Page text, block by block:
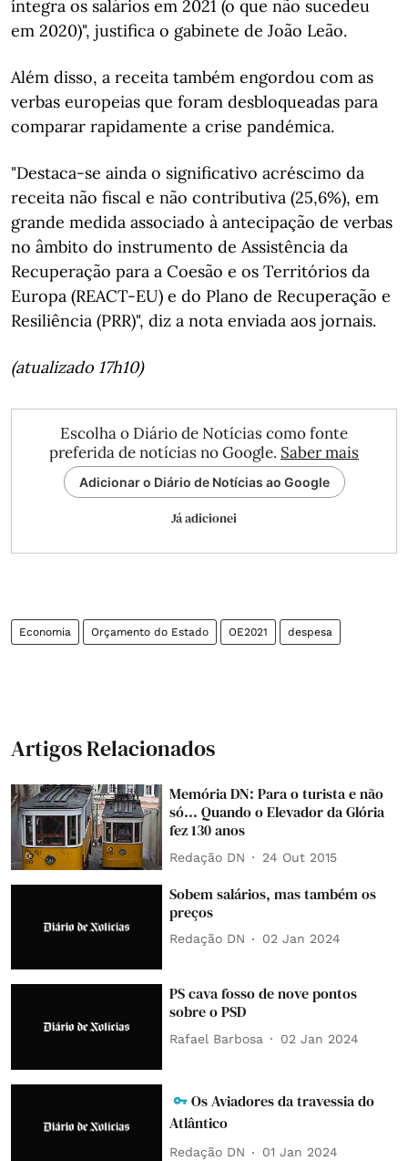
íntegra os salários em 2021 (o que não sucedeu
em 2020)", justifica o gabinete de João Leão.
Além disso, a receita também engordou com as
verbas europeias que foram desbloqueadas para
comparar rapidamente a crise pandémica.
"Destaca-se ainda o significativo acréscimo da
receita não fiscal e não contributiva (25,6%), em
grande medida associado à antecipação de verbas
no âmbito do instrumento de Assistência da
Recuperação para a Coesão e os Territórios da
Europa (REACT-EU) e do Plano de Recuperação e
Resiliência (PRR)", diz a nota enviada aos jornais.
(atualizado 17h10)
Escolha o Diário de Notícias como fonte
preferida de notícias no Google. Saber mais
Adicionar o Diário de Notícias ao Google
Já adicionei
Economia Orçamento do Estado OE2021 despesa
Artigos Relacionados
Memória DN: Para o turista e não
só... Quando o Elevador da Glória
fez 130 anos
Redação DN 24 Out 2015
Sobem salários, mas também os
preços
Redação DN 02 Jan 2024
PS cava fosso de nove pontos
sobre o PSD
Rafael Barbosa 02 Jan 2024
Os Aviadores da travessia do
Atlântico
Redação DN 01 Jan 2024